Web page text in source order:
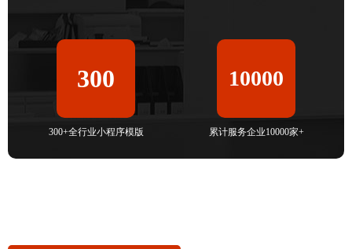
300
300+全行业小程序模版
10000
累计服务企业10000家+